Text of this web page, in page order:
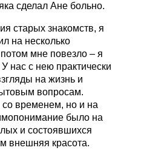
сделал Ане больно.
старых знакомств, я
на несколько
мне повезло – я
нас с нею практически
на жизнь и
вопросам.
со временем, но и на
было на
и состоявшихся
внешняя красота.